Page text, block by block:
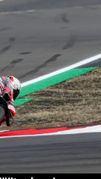
stark der